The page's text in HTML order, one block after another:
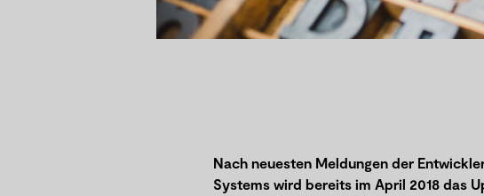
Nach neuesten Meldungen der
Systems wird bereits im April 2018 das